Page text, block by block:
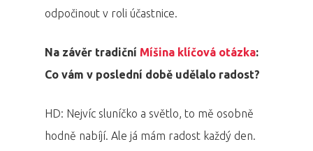
odpočinout v roli účastnice.
Na závěr tradiční Míšina klíčová otázka:
Co vám v poslední době udělalo radost?
HD: Nejvíc sluníčko a světlo, to mě osobně
hodně nabíjí. Ale já mám radost každý den.